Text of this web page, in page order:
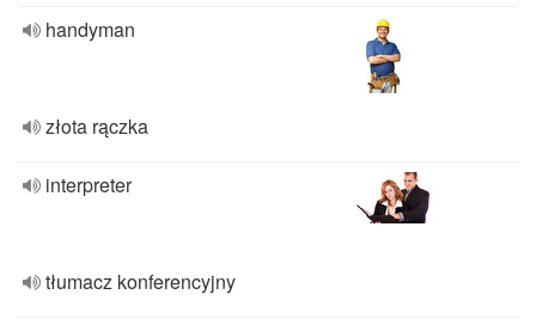
handyman
złota rączka
interpreter
tłumacz konferencyjny